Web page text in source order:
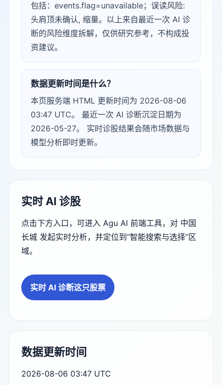
包括：events.flag=unavailable；误读风险:
头肩顶未确认, 缩量。以上来自最近一次 AI 诊
断的风险维度拆解，仅供研究参考，不构成投
资建议。
数据更新时间是什么？
本页服务端 HTML 更新时间为 2026-08-06
03:47 UTC。 最近一次 AI 诊断沉淀日期为
2026-05-27。 实时诊股结果会随市场数据与
模型分析即时更新。
实时 AI 诊股
点击下方入口，可进入 Agu AI 前端工具，对 中国
长城 发起实时分析，并定位到“智能搜索与选择”区
域。
实时 AI 诊断这只股票
数据更新时间
2026-08-06 03:47 UTC